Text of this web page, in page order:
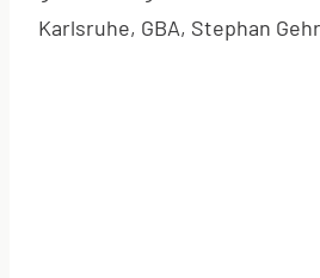
Karlsruhe, GBA, Stephan